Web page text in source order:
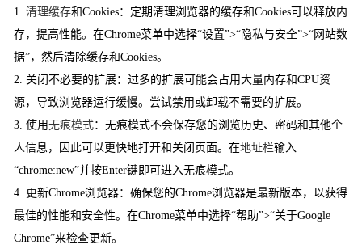
1.清理缓存和Cookies：定期清理浏览器的缓存和Cookies可以释放内
存，提高性能。在Chrome菜单中选择“设置”>“隐私与安全”>“网站数
据”，然后清除缓存和Cookies。
2. 关闭不必要的扩展：过多的扩展可能会占用大量内存和CPU资
源，导致浏览器运行缓慢。尝试禁用或卸载不需要的扩展。
3. 使用无痕模式：无痕模式不会保存您的浏览历史、密码和其他个
人信息，因此可以更快地打开和关闭页面。在地址栏输入
“chrome:new”并按Enter键即可进入无痕模式。
4. 更新Chrome浏览器：确保您的Chrome浏览器是最新版本，以获得
最佳的性能和安全性。在Chrome菜单中选择“帮助”>“关于Google
Chrome”来检查更新。